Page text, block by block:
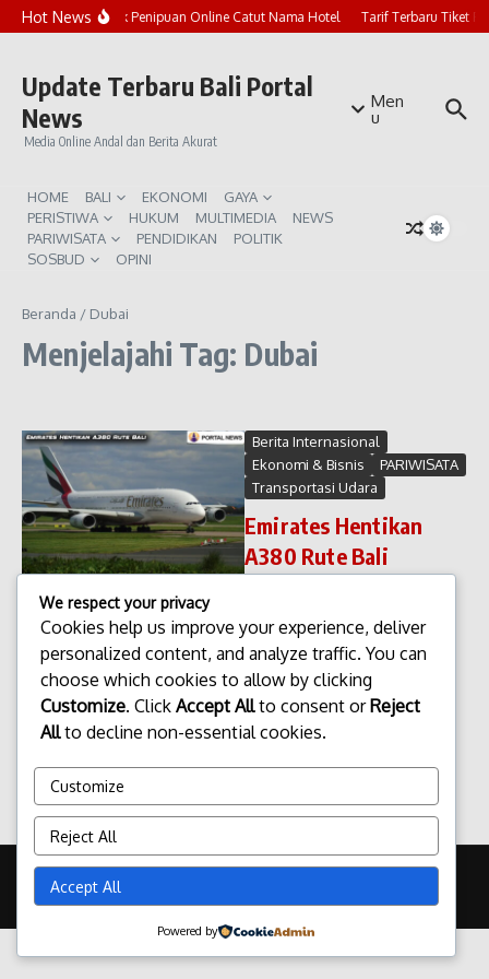
Lewati ke konten
Hot NewsMarak Penipuan Online Catut Nama Hotel Tarif Terbaru Tiket
Update Terbaru Bali Portal
News
Media Online Andal dan Berita Akurat
Men
u
HOME BALI EKONOMI
GAYA
PERISTIWA
HUKUM MULTIMEDIA
NEWS
PARIWISATA
PENDIDIKAN
POLITIK
SOSBUD
OPINI
Beranda / Dubai
Menjelajahi Tag: Dubai
Berita Internasional
Ekonomi & Bisnis
PARIWISATA
Transportasi Udara
Emirates Hentikan
A380 Rute Bali
penerbangan besar untuk
mengubah armada pada rute
tertentu sering kali menarik
perhatian publik. Hal tersebut
juga terjadi ketika Emirates
memutusk...
admin Maret 10, 2026
Read More
Copyright © 2026 Update Terbaru Bali Portal News | Powered by
We respect your privacy
Cookies help us improve your experience, deliver
personalized content, and analyze traffic. You can
choose which cookies to allow by clicking
Customize. Click Accept Allto consent orReject
Allto decline non-essential cookies.
Customize
Reject All
Accept All
Powered by